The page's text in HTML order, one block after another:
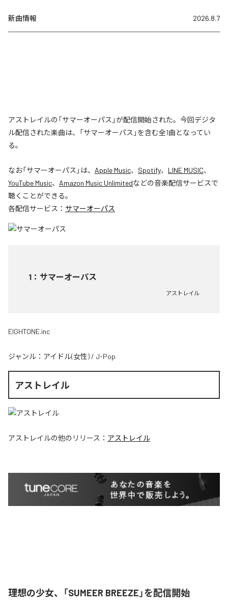
新曲情報 2026.8.7
アストレイルの「サマーオーパス」が配信開始された。今回デジタ
ル配信された楽曲は、「サマーオーパス」を含む全1曲となってい
る。
なお「サマーオーパス 」は、 Apple Music、 Spotify、 LINE MUSIC、
YouTube Music、 Amazon Music Unlimitedなどの音楽配信サービスで
聴くことができる。
各配信サービス： サマーオーパス
1 ： サマーオーパス
アストレイル
EIGHTONE.inc
ジャンル： アイドル(女性) / J-Pop
アストレイル
アストレイルの他のリリース： アストレイル
理想の少女、「SUMEER BREEZE」を配信開始